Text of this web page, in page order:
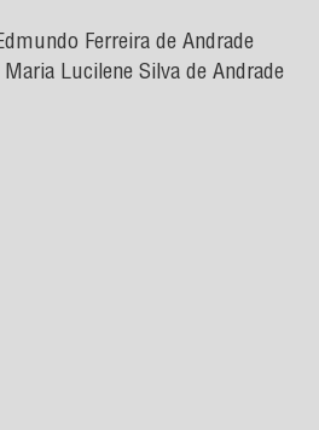
Ferreira de Andrade
Maria Lucilene Silva de Andrade